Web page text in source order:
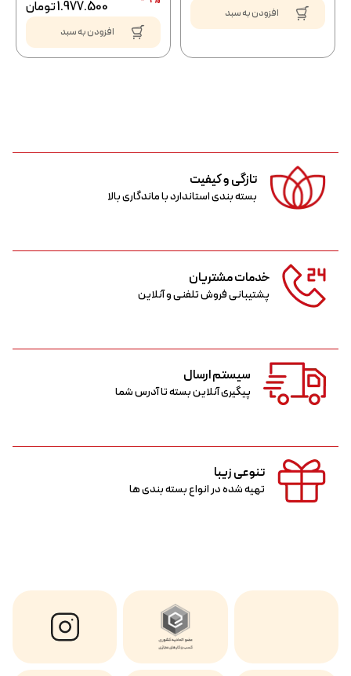
افزودن به سبد 1.977.500تومان
افزودن به سبد
تازگی و کیفیت
بسته بندی استاندارد با ماندگاری بالا
خدمات مشتریان
پشتیبانی فروش تلفنی و آنلاین
سیستم ارسال
پیگیری آنلاین بسته تا آدرس شما
تنوعی زیبا
تهیه شده در انواع بسته بندی ها